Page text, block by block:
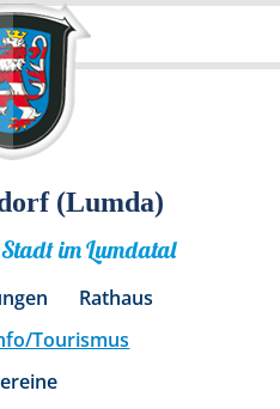
(Lumda)
im Lumdatal
Rathaus
Tourismus